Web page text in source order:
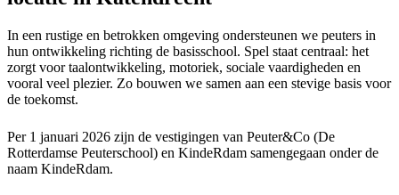
In een rustige en betrokken omgeving ondersteunen we peuters in
hun ontwikkeling richting de basisschool. Spel staat centraal: het
zorgt voor taalontwikkeling, motoriek, sociale vaardigheden en
vooral veel plezier. Zo bouwen we samen aan een stevige basis voor
de toekomst.
Per 1 januari 2026 zijn de vestigingen van Peuter&Co (De
Rotterdamse Peuterschool) en KindeRdam samengegaan onder de
naam KindeRdam.